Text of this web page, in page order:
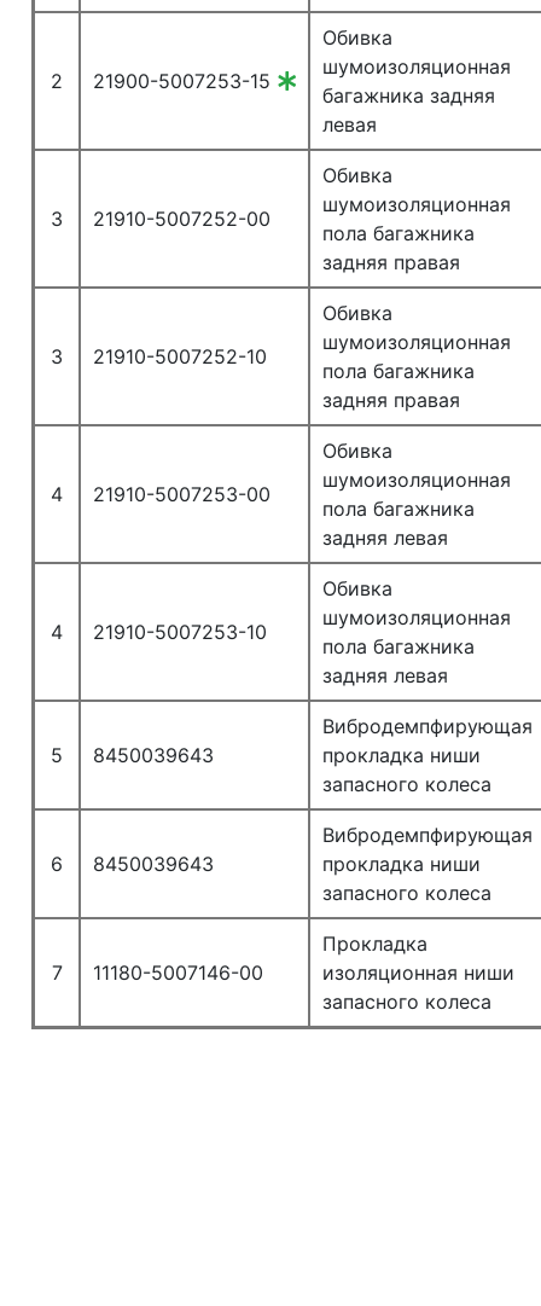
2 21900-5007253-15
Обивка
шумоизоляционная
багажника задняя
левая
3 21910-5007252-00
Обивка
шумоизоляционная
пола багажника
задняя правая
3 21910-5007252-10
Обивка
шумоизоляционная
пола багажника
задняя правая
4 21910-5007253-00
Обивка
шумоизоляционная
пола багажника
задняя левая
4 21910-5007253-10
Обивка
шумоизоляционная
пола багажника
задняя левая
5 8450039643
Вибродемпфирующая
прокладка ниши
запасного колеса
6 8450039643
Вибродемпфирующая
прокладка ниши
запасного колеса
7 11180-5007146-00
Прокладка
изоляционная ниши
запасного колеса